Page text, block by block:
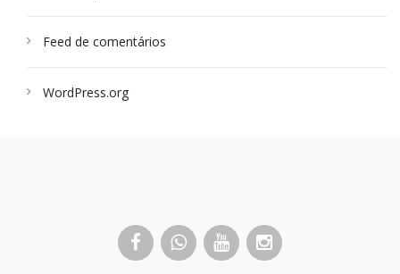
Feed de comentários
WordPress.org